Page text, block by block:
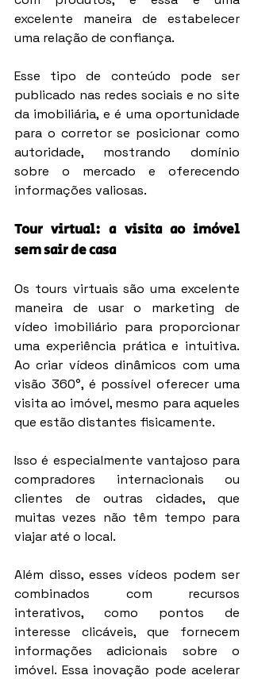
excelente maneira de estabelecer
uma relação de confiança.
Esse tipo de conteúdo pode ser
publicado nas redes sociais e no site
da imobiliária, e é uma oportunidade
para o corretor se posicionar como
autoridade, mostrando domínio
sobre o mercado e oferecendo
informações valiosas.
Tour virtual: a visita ao imóvel
sem sair de casa
Os tours virtuais são uma excelente
maneira de usar o marketing de
vídeo imobiliário para proporcionar
uma experiência prática e intuitiva.
Ao criar vídeos dinâmicos com uma
visão 360°, é possível oferecer uma
visita ao imóvel, mesmo para aqueles
que estão distantes fisicamente.
Isso é especialmente vantajoso para
compradores internacionais ou
clientes de outras cidades, que
muitas vezes não têm tempo para
viajar até o local.
Além disso, esses vídeos podem ser
combinados com recursos
interativos, como pontos de
interesse clicáveis, que fornecem
informações adicionais sobre o
imóvel. Essa inovação pode acelerar